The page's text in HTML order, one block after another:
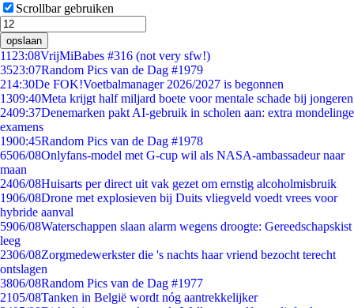
Scrollbar gebruiken
opslaan
11 23:08VrijMiBabes #316 (not very sfw!)
3523:07Random Pics van de Dag #1979
214:30De FOK!Voetbalmanager 2026/2027 is begonnen
1309:40Meta krijgt half miljard boete voor mentale schade bij jongeren
2409:37Denemarken pakt AI-gebruik in scholen aan: extra mondelinge
examens
1900:45Random Pics van de Dag #1978
6506/08Onlyfans-model met G-cup wil als NASA-ambassadeur naar
maan
2406/08Huisarts per direct uit vak gezet om ernstig alcoholmisbruik
1906/08Drone met explosieven bij Duits vliegveld voedt vrees voor
hybride aanval
5906/08Waterschappen slaan alarm wegens droogte: Gereedschapskist
leeg
2306/08Zorgmedewerkster die 's nachts haar vriend bezocht terecht
ontslagen
3806/08Random Pics van de Dag #1977
2105/08Tanken in België wordt nóg aantrekkelijker